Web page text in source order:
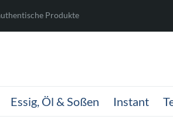
Produkte
Essig, Öl & Soßen Instant